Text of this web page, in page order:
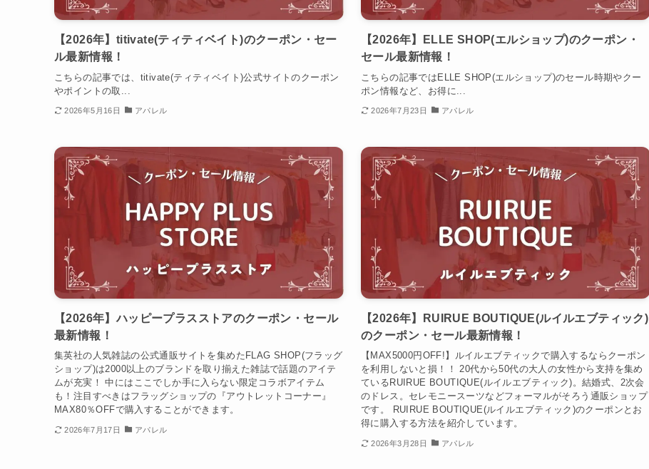
【2026年】titivate(ティティベイト)のクーポン・セー
ル最新情報！
こちらの記事では、titivate(ティティベイト)公式サイトのクーポン
やポイントの取...
2026年5月16日 アパレル
【2026年】ELLE SHOP(エルショップ)のクーポン・
セール最新情報！
こちらの記事ではELLE SHOP(エルショップ)のセール時期やクー
ポン情報など、お得に...
2026年7月23日 アパレル
【2026年】ハッピープラスストアのクーポン・セール
最新情報！
集英社の人気雑誌の公式通販サイトを集めたFLAG SHOP(フラッグ
ショップ)は2000以上のブランドを取り揃えた雑誌で話題のアイテ
ムが充実！ 中にはここでしか手に入らない限定コラボアイテム
も！注目すべきはフラッグショップの『アウトレットコーナー』
MAX80％OFFで購入することができます。
2026年7月17日 アパレル
【2026年】RUIRUE BOUTIQUE(ルイルエブティック)
のクーポン・セール最新情報！
【MAX5000円OFF!】ルイルエブティックで購入するならクーポン
を利用しないと損！！ 20代から50代の大人の女性から支持を集め
ているRUIRUE BOUTIQUE(ルイルエブティック)。結婚式、2次会
のドレス。セレモニースーツなどフォーマルがそろう通販ショップ
です。 RUIRUE BOUTIQUE(ルイルエブティック)のクーポンとお
得に購入する方法を紹介しています。
2026年3月28日 アパレル